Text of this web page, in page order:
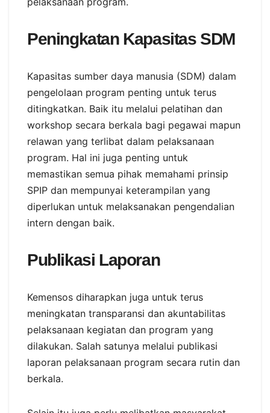
Peningkatan Kapasitas SDM
Kapasitas sumber daya manusia (SDM) dalam
pengelolaan program penting untuk terus
ditingkatkan. Baik itu melalui pelatihan dan
workshop secara berkala bagi pegawai mapun
relawan yang terlibat dalam pelaksanaan
program. Hal ini juga penting untuk
memastikan semua pihak memahami prinsip
SPIP dan mempunyai keterampilan yang
diperlukan untuk melaksanakan pengendalian
intern dengan baik.
Publikasi Laporan
Kemensos diharapkan juga untuk terus
meningkatan transparansi dan akuntabilitas
pelaksanaan kegiatan dan program yang
dilakukan. Salah satunya melalui publikasi
laporan pelaksanaan program secara rutin dan
berkala.